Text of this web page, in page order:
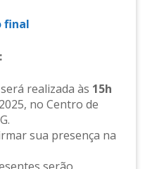
final
realizada às 15h
no Centro de
sua presença na